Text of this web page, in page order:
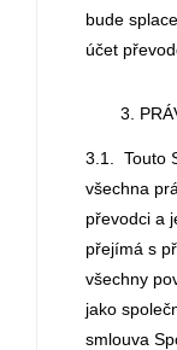
bude
účet
3.1. Touto
všechna
převodci a
přejímá s
všechny
jako
smlouva